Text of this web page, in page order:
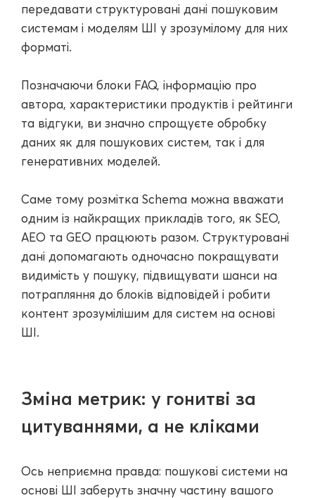
передавати структуровані дані пошуковим
системам і моделям ШІ у зрозумілому для них
форматі.
Позначаючи блоки FAQ, інформацію про
автора, характеристики продуктів і рейтинги
та відгуки, ви значно спрощуєте обробку
даних як для пошукових систем, так і для
генеративних моделей.
Саме тому розмітка Schema можна вважати
одним із найкращих прикладів того, як SEO,
AEO та GEO працюють разом. Структуровані
дані допомагають одночасно покращувати
видимість у пошуку, підвищувати шанси на
потрапляння до блоків відповідей і робити
контент зрозумілішим для систем на основі
ШІ.
Зміна метрик: у гонитві за
цитуваннями, а не кліками
Ось неприємна правда: пошукові системи на
основі ШІ заберуть значну частину вашого